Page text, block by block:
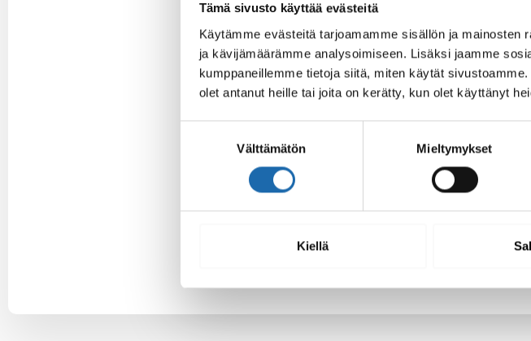
Tämä sivusto käyttää evästeitä
Käytämme evästeitä tarjoamamme sisällön ja
ja kävijämäärämme analysoimiseen. Lisäksi jaamme
kumppaneillemme tietoja siitä, miten käytät
olet antanut heille tai joita on kerätty, kun olet käyttänyt
Välttämätön Mieltymykset
Kiellä